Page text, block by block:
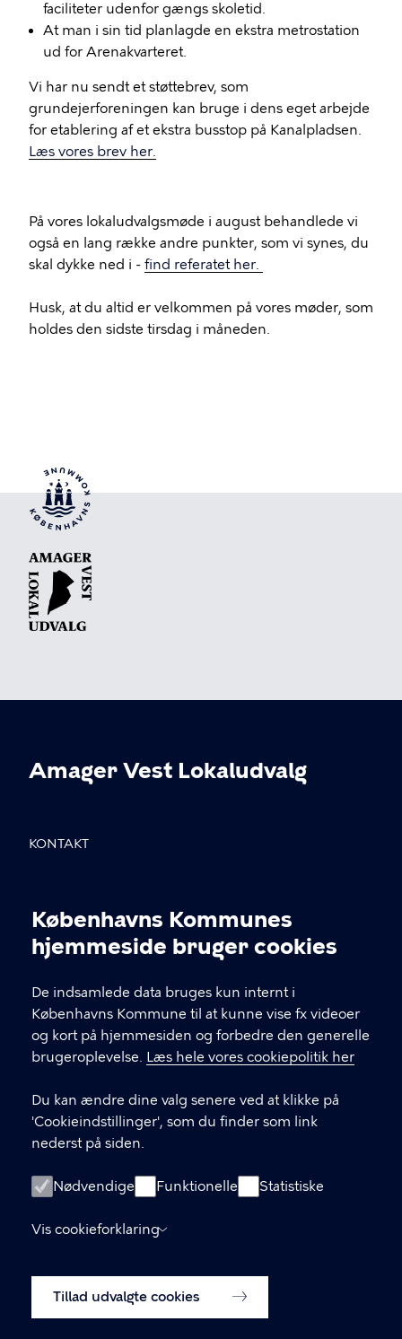
Cookieindstillinger
Københavns Kommunes
hjemmeside bruger cookies
De indsamlede data bruges kun internt i
Københavns Kommune til at kunne vise fx videoer
og kort på hjemmesiden og forbedre den generelle
brugeroplevelse. Læs hele vores cookiepolitik her
Du kan ændre dine valg senere ved at klikke på
'Cookieindstillinger', som du finder som link
nederst på siden.
Nødvendige Funktionelle Statistiske
Vis cookieforklaring
Tillad udvalgte cookies
faciliteter udenfor gængs skoletid.
At man i sin tid planlagde en ekstra metrostation
ud for Arenakvarteret.
Vi har nu sendt et støttebrev, som
grundejerforeningen kan bruge i dens eget arbejde
for etablering af et ekstra busstop på Kanalpladsen.
Læs vores brev her.
På vores lokaludvalgsmøde i august behandlede vi
også en lang række andre punkter, som vi synes, du
skal dykke ned i - find referatet her.
Husk, at du altid er velkommen på vores møder, som
holdes den sidste tirsdag i måneden.
Amager Vest Lokaludvalg
KONTAKT
info@avlu.dk
21 51 39 35
LINKS
Facebook
Instagram
Kontakt os
Nyhedsbrev
Amager Vest Borgerpanel
Cookiepolitik